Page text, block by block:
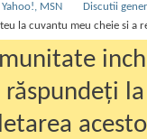
MSN
Discutii
la cuvantu meu cheie si a